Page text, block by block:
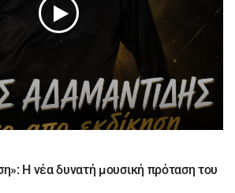
Η νέα δυνατή μουσική πρόταση του